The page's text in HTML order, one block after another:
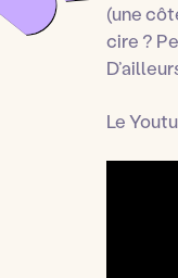
(une
cire ?
Le